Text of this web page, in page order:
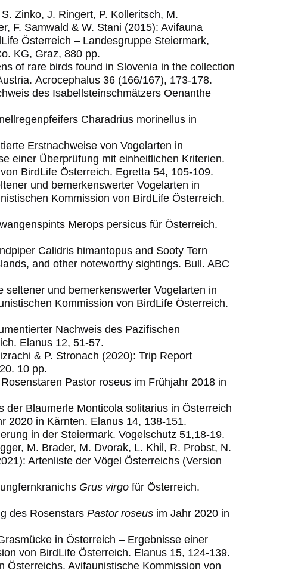
Zinko, J. Ringert, P. Kolleritsch, M.
F. Samwald & W. Stani (2015): Avifauna
Österreich – Landesgruppe Steiermark,
KG, Graz, 880 pp.
of rare birds found in Slovenia in the collection
Acrocephalus 36 (166/167), 173-178.
des Isabellsteinschmätzers Oenanthe
Charadrius morinellus in
Erstnachweise von Vogelarten in
einer Überprüfung mit einheitlichen Kriterien.
BirdLife Österreich. Egretta 54, 105-109.
und bemerkenswerter Vogelarten in
Kommission von BirdLife Österreich.
Merops persicus für Österreich.
Calidris himantopus and Sooty Tern
and other noteworthy sightings. Bull. ABC
und bemerkenswerter Vogelarten in
Kommission von BirdLife Österreich.
Nachweis des Pazifischen
Elanus 12, 51-57.
& P. Stronach (2020): Trip Report
10 pp.
Pastor roseus im Frühjahr 2018 in
der Blaumerle Monticola solitarius in Österreich
2020 in Kärnten. Elanus 14, 138-151.
in der Steiermark. Vogelschutz 51,18-19.
M. Brader, M. Dvorak, L. Khil, R. Probst, N.
Artenliste der Vögel Österreichs (Version
Grus virgo für Österreich.
des Rosenstars Pastor roseus im Jahr 2020 in
in Österreich – Ergebnisse einer
von ­BirdLife ­Österreich. Elanus 15, 124-139.
Österreichs. Avifaunistische Kommission von